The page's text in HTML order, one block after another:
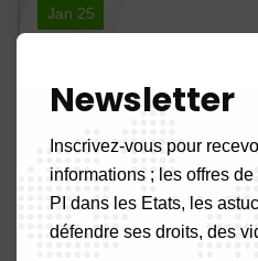
Jan 25
Newsletter
Inscrivez-vous pour
informations ; les offres
PI dans les Etats, les
défendre ses droits, des